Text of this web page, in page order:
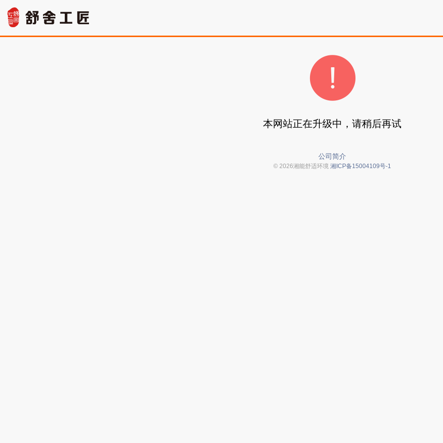
本网站正在升级中，请稍后再试
公司简介
© 2026湘能舒适环境 湘ICP备15004109号-1